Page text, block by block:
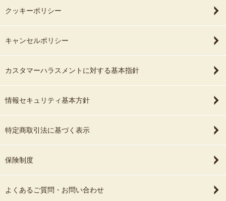
クッキーポリシー
キャンセルポリシー
カスタマーハラスメントに対する基本指針
情報セキュリティ基本方針
特定商取引法に基づく表示
保険制度
よくあるご質問・お問い合わせ